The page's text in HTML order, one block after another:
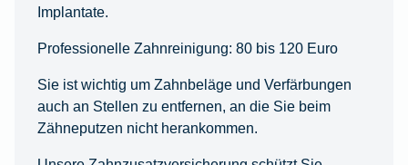
Implantate.
Professionelle Zahnreinigung: 80 bis 120 Euro
Sie ist wichtig um Zahnbeläge und Verfärbungen
auch an Stellen zu entfernen, an die Sie beim
Zähneputzen nicht herankommen.